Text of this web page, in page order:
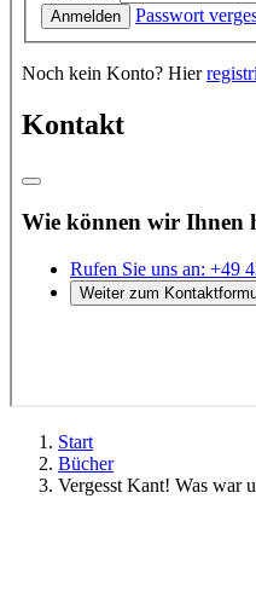
Start
Bücher
Vergesst Kant! Was war